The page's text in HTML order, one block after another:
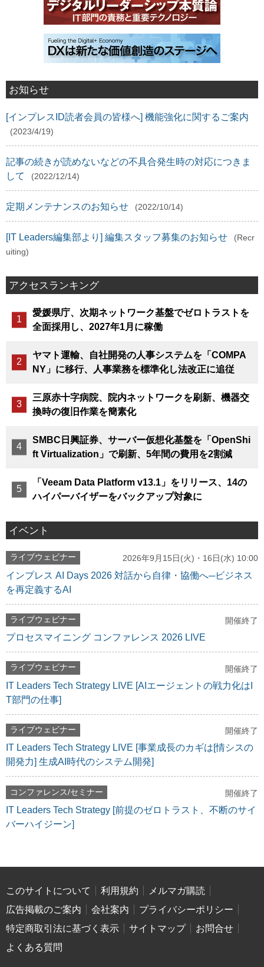
お知らせ
[インプレスID読者会員の皆様へ] 機能強化に関するご案内
(2023/4/19)
記事の続きが読めないなどの不具合発生時の対応につきま
して
(2022/12/14)
定期メンテナンスのお知らせ (2022/10/14)
[IT Leaders編集部より] 編集スタッフ募集のお知らせ
(Recr
uiting)
アクセスランキング
愛媛県庁、次期ネットワーク基盤でゼロトラストを
全面採用し、2027年1月に稼働
ヤマト運輸、自社開発の人事システムを「COMPA
NY」に移行、人事業務を標準化し法改正に追従
三原赤十字病院、院内ネットワークを刷新、機器交
換時の復旧作業を簡素化
SMBC日興証券、サーバー仮想化基盤を「OpenShi
ft Virtualization」で刷新、5年間の費用を2割減
「Veeam Data Platform v13.1」をリリース、14の
ハイパーバイザーをバックアップ対象に
イベント
ライブウェビナー 2026年9月15日(火)・16日(水) 10:00
インプレス AI Days 2026 対話から自律・協働へ─ビジネス
を再定義するAI
ライブウェビナー 開催終了
プロセスマイニング コンファレンス 2026 LIVE
ライブウェビナー 開催終了
IT Leaders Tech Strategy LIVE [AIエージェントの戦力化はI
T部門の仕事]
ライブウェビナー 開催終了
IT Leaders Tech Strategy LIVE [事業成長のカギは[情シスの
開発力] 生成AI時代のシステム開発]
コンファレンス/セミナー 開催終了
IT Leaders Tech Strategy [前提のゼロトラスト、不断のサイ
バーハイジーン]
このサイトについて 利用規約
メルマガ購読
広告掲載のご案内
会社案内
プライバシーポリシー
特定商取引法に基づく表示
サイトマップ
お問合せ
よくある質問